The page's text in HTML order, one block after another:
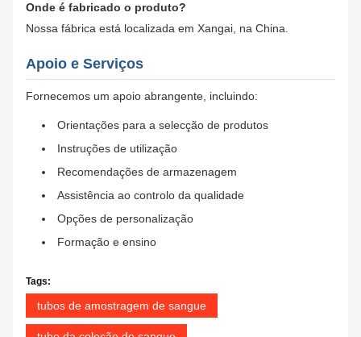
Onde é fabricado o produto?
Nossa fábrica está localizada em Xangai, na China.
Apoio e Serviços
Fornecemos um apoio abrangente, incluindo:
Orientações para a selecção de produtos
Instruções de utilização
Recomendações de armazenagem
Assistência ao controlo da qualidade
Opções de personalização
Formação e ensino
Tags:
tubos de amostragem de sangue